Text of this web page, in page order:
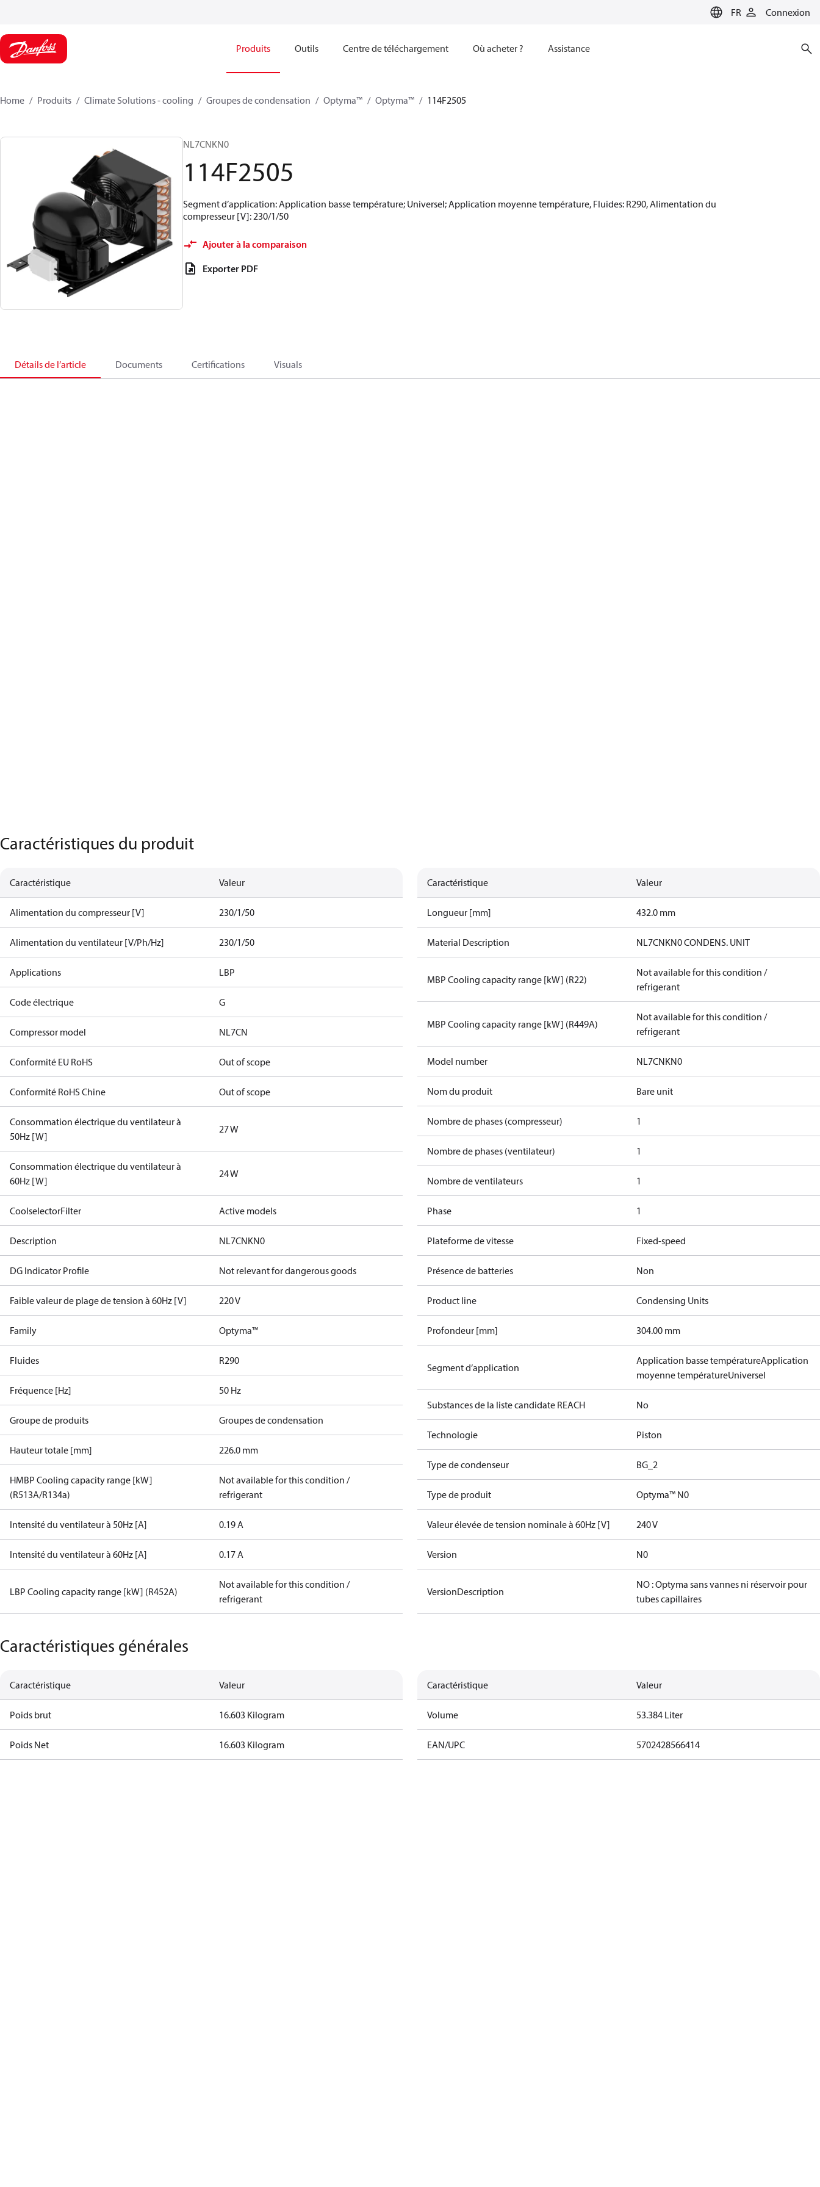
FR Connexion
Produits Outils Centre de téléchargement Où acheter ? Assistance
Home Produits Climate Solutions - cooling Groupes de condensation Optyma™ Optyma™ 114F2505
NL7CNKN0
114F2505
Segment d’application: Application basse température; Universel; Application moyenne température, Fluides: R290, Alimentation du
compresseur [V]: 230/1/50
Ajouter à la comparaison
Exporter PDF
Détails de l’article Documents Certifications Visuals
Caractéristiques du produit
Caractéristique Valeur
Alimentation du compresseur [V] 230/1/50
Alimentation du ventilateur [V/Ph/Hz] 230/1/50
Applications LBP
Code électrique G
Compressor model NL7CN
Conformité EU RoHS Out of scope
Conformité RoHS Chine Out of scope
Consommation électrique du ventilateur à
50Hz [W]
27 W
Consommation électrique du ventilateur à
60Hz [W]
24 W
CoolselectorFilter Active models
Description NL7CNKN0
DG Indicator Profile Not relevant for dangerous goods
Faible valeur de plage de tension à 60Hz [V] 220 V
Family Optyma™
Fluides R290
Fréquence [Hz] 50 Hz
Groupe de produits Groupes de condensation
Hauteur totale [mm] 226.0 mm
HMBP Cooling capacity range [kW]
(R513A/R134a)
Not available for this condition /
refrigerant
Intensité du ventilateur à 50Hz [A] 0.19 A
Intensité du ventilateur à 60Hz [A] 0.17 A
LBP Cooling capacity range [kW] (R452A)
Not available for this condition /
refrigerant
Caractéristique Valeur
Longueur [mm] 432.0 mm
Material Description NL7CNKN0 CONDENS. UNIT
MBP Cooling capacity range [kW] (R22)
Not available for this condition /
refrigerant
MBP Cooling capacity range [kW] (R449A)
Not available for this condition /
refrigerant
Model number NL7CNKN0
Nom du produit Bare unit
Nombre de phases (compresseur) 1
Nombre de phases (ventilateur) 1
Nombre de ventilateurs 1
Phase 1
Plateforme de vitesse Fixed-speed
Présence de batteries Non
Product line Condensing Units
Profondeur [mm] 304.00 mm
Segment d’application
Application basse températureApplication
moyenne températureUniversel
Substances de la liste candidate REACH No
Technologie Piston
Type de condenseur BG_2
Type de produit Optyma™ N0
Valeur élevée de tension nominale à 60Hz [V] 240 V
Version N0
VersionDescription
NO : Optyma sans vannes ni réservoir pour
tubes capillaires
Caractéristiques générales
Caractéristique Valeur
Poids brut 16.603 Kilogram
Poids Net 16.603 Kilogram
Caractéristique Valeur
Volume 53.384 Liter
EAN/UPC 5702428566414